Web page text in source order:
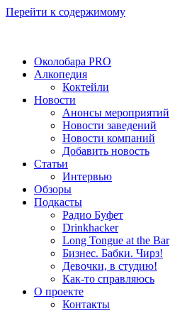
Перейти к содержимому
Околобара PRO
Алкопедия
Коктейли
Новости
Анонсы мероприятий
Новости заведений
Новости компаний
Добавить новость
Статьи
Интервью
Обзоры
Подкасты
Радио Буфет
Drinkhacker
Long Tongue at the Bar
Бизнес. Бабки. Чирз!
Девочки, в студию!
Как-то справляюсь
О проекте
Контакты